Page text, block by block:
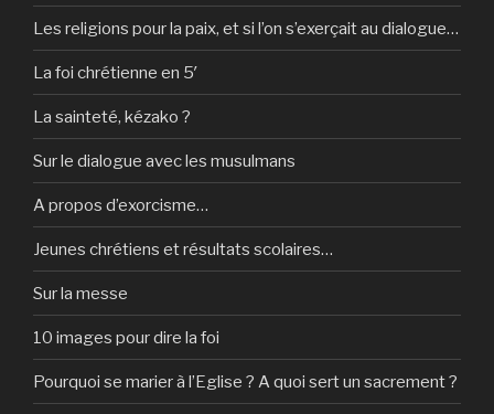
Les religions pour la paix, et si l’on s’exerçait au dialogue…
La foi chrétienne en 5′
La sainteté, kézako ?
Sur le dialogue avec les musulmans
A propos d’exorcisme…
Jeunes chrétiens et résultats scolaires…
Sur la messe
10 images pour dire la foi
Pourquoi se marier à l’Eglise ? A quoi sert un sacrement ?